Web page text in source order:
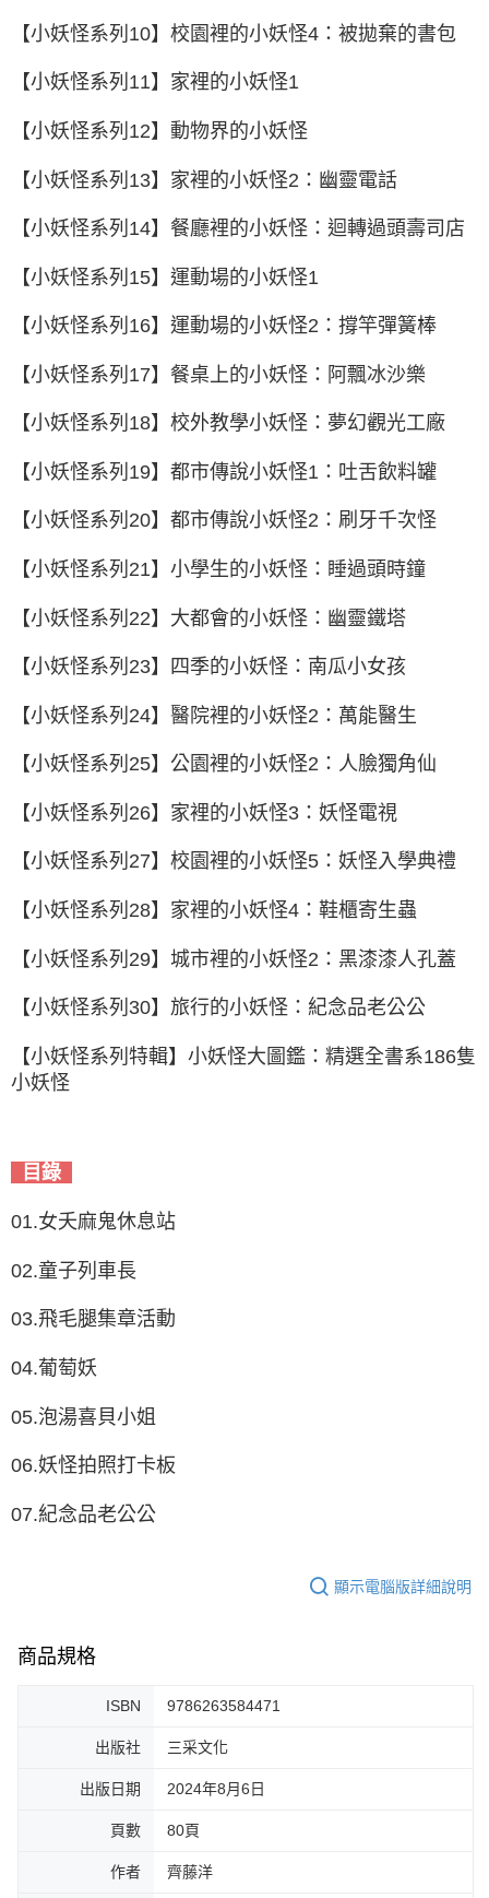
【小妖怪系列10】校園裡的小妖怪4：被拋棄的書包
【小妖怪系列11】家裡的小妖怪1
【小妖怪系列12】動物界的小妖怪
【小妖怪系列13】家裡的小妖怪2：幽靈電話
【小妖怪系列14】餐廳裡的小妖怪：迴轉過頭壽司店
【小妖怪系列15】運動場的小妖怪1
【小妖怪系列16】運動場的小妖怪2：撐竿彈簧棒
【小妖怪系列17】餐桌上的小妖怪：阿飄冰沙樂
【小妖怪系列18】校外教學小妖怪：夢幻觀光工廠
【小妖怪系列19】都市傳說小妖怪1：吐舌飲料罐
【小妖怪系列20】都市傳說小妖怪2：刷牙千次怪
【小妖怪系列21】小學生的小妖怪：睡過頭時鐘
【小妖怪系列22】大都會的小妖怪：幽靈鐵塔
【小妖怪系列23】四季的小妖怪：南瓜小女孩
【小妖怪系列24】醫院裡的小妖怪2：萬能醫生
【小妖怪系列25】公園裡的小妖怪2：人臉獨角仙
【小妖怪系列26】家裡的小妖怪3：妖怪電視
【小妖怪系列27】校園裡的小妖怪5：妖怪入學典禮
【小妖怪系列28】家裡的小妖怪4：鞋櫃寄生蟲
【小妖怪系列29】城市裡的小妖怪2：黑漆漆人孔蓋
【小妖怪系列30】旅行的小妖怪：紀念品老公公
【小妖怪系列特輯】小妖怪大圖鑑：精選全書系186隻
小妖怪
目錄
01.女夭麻鬼休息站
02.童子列車長
03.飛毛腿集章活動
04.葡萄妖
05.泡湯喜貝小姐
06.妖怪拍照打卡板
07.紀念品老公公
顯示電腦版詳細說明
商品規格
ISBN 9786263584471
出版社 三采文化
出版日期 2024年8月6日
頁數 80頁
作者 齊藤洋